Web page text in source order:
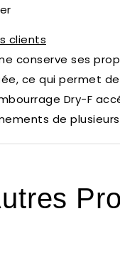
clients
conserve ses
ce qui permet
Dry-F
de